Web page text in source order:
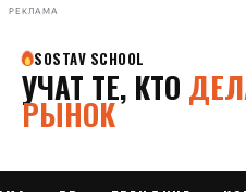
РЕКЛАМА